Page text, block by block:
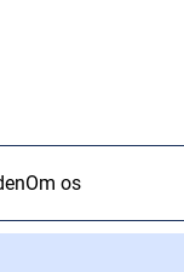
Om os